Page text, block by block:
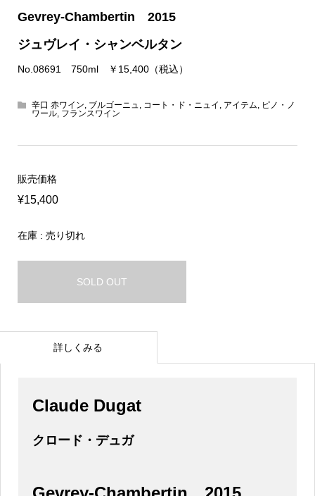
Gevrey-Chambertin 2015
ジュヴレイ・シャンベルタン
No.08691 750ml ￥15,400（税込）
辛口 赤ワイン ブルゴーニュ コート・ド・ニュイ アイテム
ピノ・ノ
ワール, フランスワイン
販売価格
¥15,400
在庫 : 売り切れ
SOLD OUT
詳しくみる
Claude Dugat
クロード・デュガ